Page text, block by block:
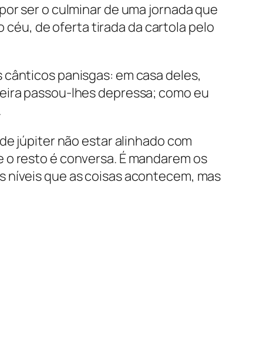
ser o culminar de uma jornada que
céu, de oferta tirada da cartola pelo
panisgas: em casa deles,
passou-lhes depressa; como eu
júpiter não estar alinhado com
resto é conversa. É mandarem os
que as coisas acontecem, mas